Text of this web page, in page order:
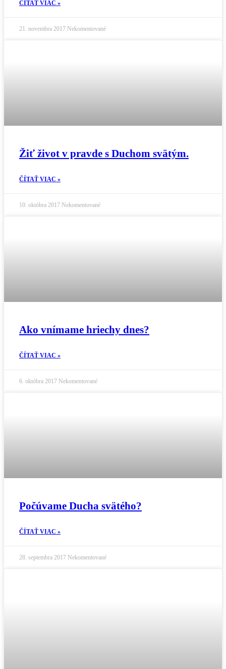
ČÍTAŤ VIAC »
21. novembra 2017 Nekomentované
Žiť život v pravde s Duchom svätým.
ČÍTAŤ VIAC »
10. októbra 2017 Nekomentované
Ako vnímame hriechy dnes?
ČÍTAŤ VIAC »
6. októbra 2017 Nekomentované
Počúvame Ducha svätého?
ČÍTAŤ VIAC »
28. septembra 2017 Nekomentované